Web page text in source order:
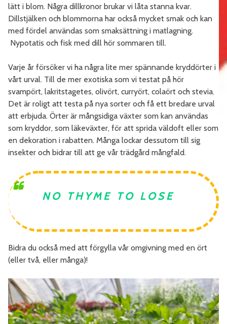
lätt i blom. Några dillkronor brukar vi låta stanna kvar.
Dillstjälken och blommorna har också mycket smak och kan
med fördel användas som smaksättning i matlagning.
Nypotatis och fisk med dill hör sommaren till.
Varje år försöker vi ha några lite mer spännande kryddörter i
vårt urval. Till de mer exotiska som vi testat på hör
svampört, lakritstagetes, olivört, curryört, colaört och stevia.
Det är roligt att testa på nya sorter och få ett bredare urval
att erbjuda. Örter är mångsidiga växter som kan användas
som kryddor, som läkeväxter, för att sprida väldoft eller som
en dekoration i rabatten. Många lockar dessutom till sig
insekter och bidrar till att ge vår trädgård mångfald.
NO THYME TO LOSE
Bidra du också med att förgylla vår omgivning med en ört
(eller två, eller många)!